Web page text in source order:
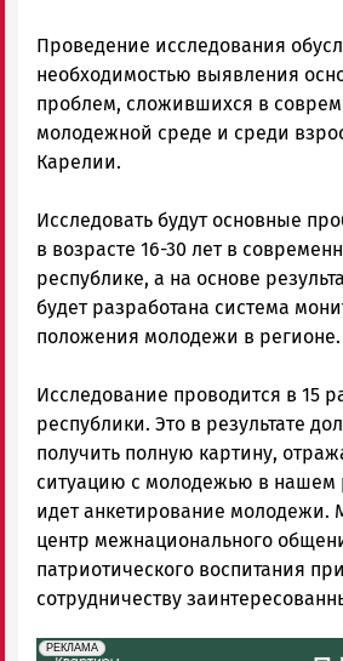
Проведение исследования
необходимостью выявления
проблем, сложившихся в
молодежной среде и среди
Карелии.
Исследовать будут основные
в возрасте 16-30 лет в
республике, а на основе
будет разработана система
положения молодежи в регионе.
Исследование проводится в 15
республики. Это в результате
получить полную картину,
ситуацию с молодежью в нашем
идет анкетирование молодежи.
центр межнационального
патриотического воспитания
сотрудничеству
erid: 2SDnjdeSPnB
РЕКЛАМА
Реклама